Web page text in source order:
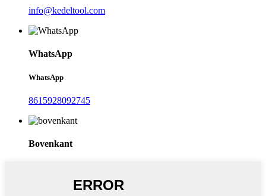
info@kedeltool.com
WhatsApp
WhatsApp
8615928092745
Bovenkant